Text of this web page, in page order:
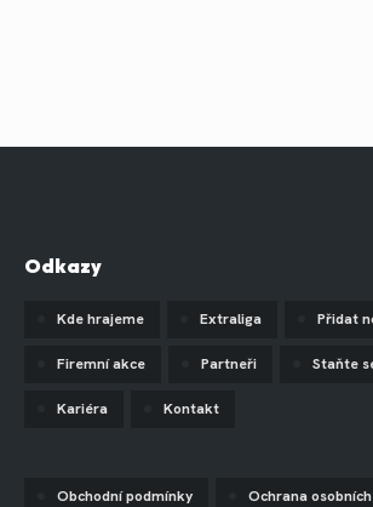
Odkazy
Kde hrajeme Extraliga Přidat
Firemní akce Partneři Staňte
Kariéra Kontakt
Obchodní podmínky Ochrana